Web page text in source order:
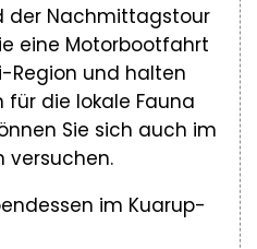
der Nachmittagstour
eine Motorbootfahrt
Region und halten
die lokale Fauna
Sie sich auch im
versuchen.
im Kuarup-